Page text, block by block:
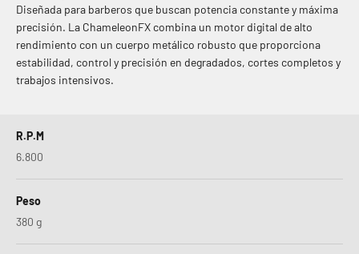
Diseñada para barberos que buscan potencia constante y máxima
precisión. La ChameleonFX combina un motor digital de alto
rendimiento con un cuerpo metálico robusto que proporciona
estabilidad, control y precisión en degradados, cortes completos y
trabajos intensivos.
R.P.M
6.800
Peso
380 g